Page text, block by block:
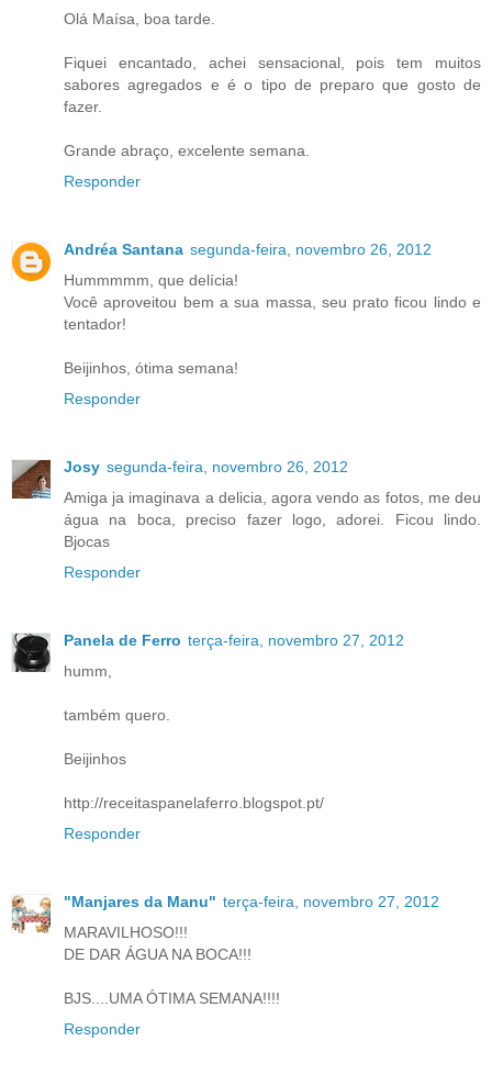
Olá Maísa, boa tarde.
Fiquei encantado, achei sensacional, pois tem muitos
sabores agregados e é o tipo de preparo que gosto de
fazer.
Grande abraço, excelente semana.
Responder
Andréa Santana segunda-feira, novembro 26, 2012
Hummmmm, que delícia!
Você aproveitou bem a sua massa, seu prato ficou lindo e
tentador!
Beijinhos, ótima semana!
Responder
Josy segunda-feira, novembro 26, 2012
Amiga ja imaginava a delicia, agora vendo as fotos, me deu
água na boca, preciso fazer logo, adorei. Ficou lindo.
Bjocas
Responder
Panela de Ferro terça-feira, novembro 27, 2012
humm,
também quero.
Beijinhos
http://receitaspanelaferro.blogspot.pt/
Responder
"Manjares da Manu" terça-feira, novembro 27, 2012
MARAVILHOSO!!!
DE DAR ÁGUA NA BOCA!!!
BJS....UMA ÓTIMA SEMANA!!!!
Responder